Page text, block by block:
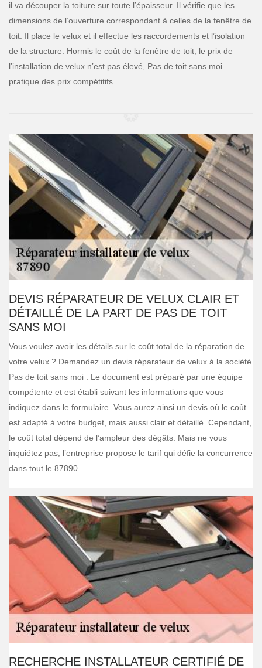
il va découper la toiture sur toute l’épaisseur. Il vérifie que les
dimensions de l’ouverture correspondant à celles de la fenêtre de
toit. Il place le velux et il effectue les raccordements et l’isolation
de la structure. Hormis le coût de la fenêtre de toit, le prix de
l’installation de velux n’est pas élevé, Pas de toit sans moi
pratique des prix compétitifs.
DEVIS RÉPARATEUR DE VELUX CLAIR ET
DÉTAILLÉ DE LA PART DE PAS DE TOIT
SANS MOI
Vous voulez avoir les détails sur le coût total de la réparation de
votre velux ? Demandez un devis réparateur de velux à la société
Pas de toit sans moi . Le document est préparé par une équipe
compétente et est établi suivant les informations que vous
indiquez dans le formulaire. Vous aurez ainsi un devis où le coût
est adapté à votre budget, mais aussi clair et détaillé. Cependant,
le coût total dépend de l’ampleur des dégâts. Mais ne vous
inquiétez pas, l’entreprise propose le tarif qui défie la concurrence
dans tout le 87890.
RECHERCHE INSTALLATEUR CERTIFIÉ DE